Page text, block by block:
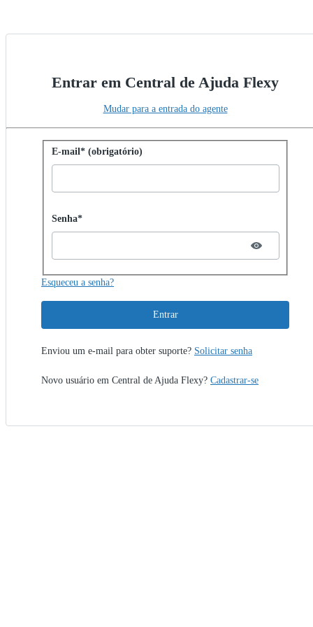
Entrar em Central de Ajuda Flexy
Mudar para a entrada do agente
Entrar com senha
E-mail* (obrigatório)
Password hidden
Senha*
Esqueceu a senha?
Entrar
Enviou um e-mail para obter suporte? Solicitar senha
Novo usuário em Central de Ajuda Flexy? Cadastrar-se